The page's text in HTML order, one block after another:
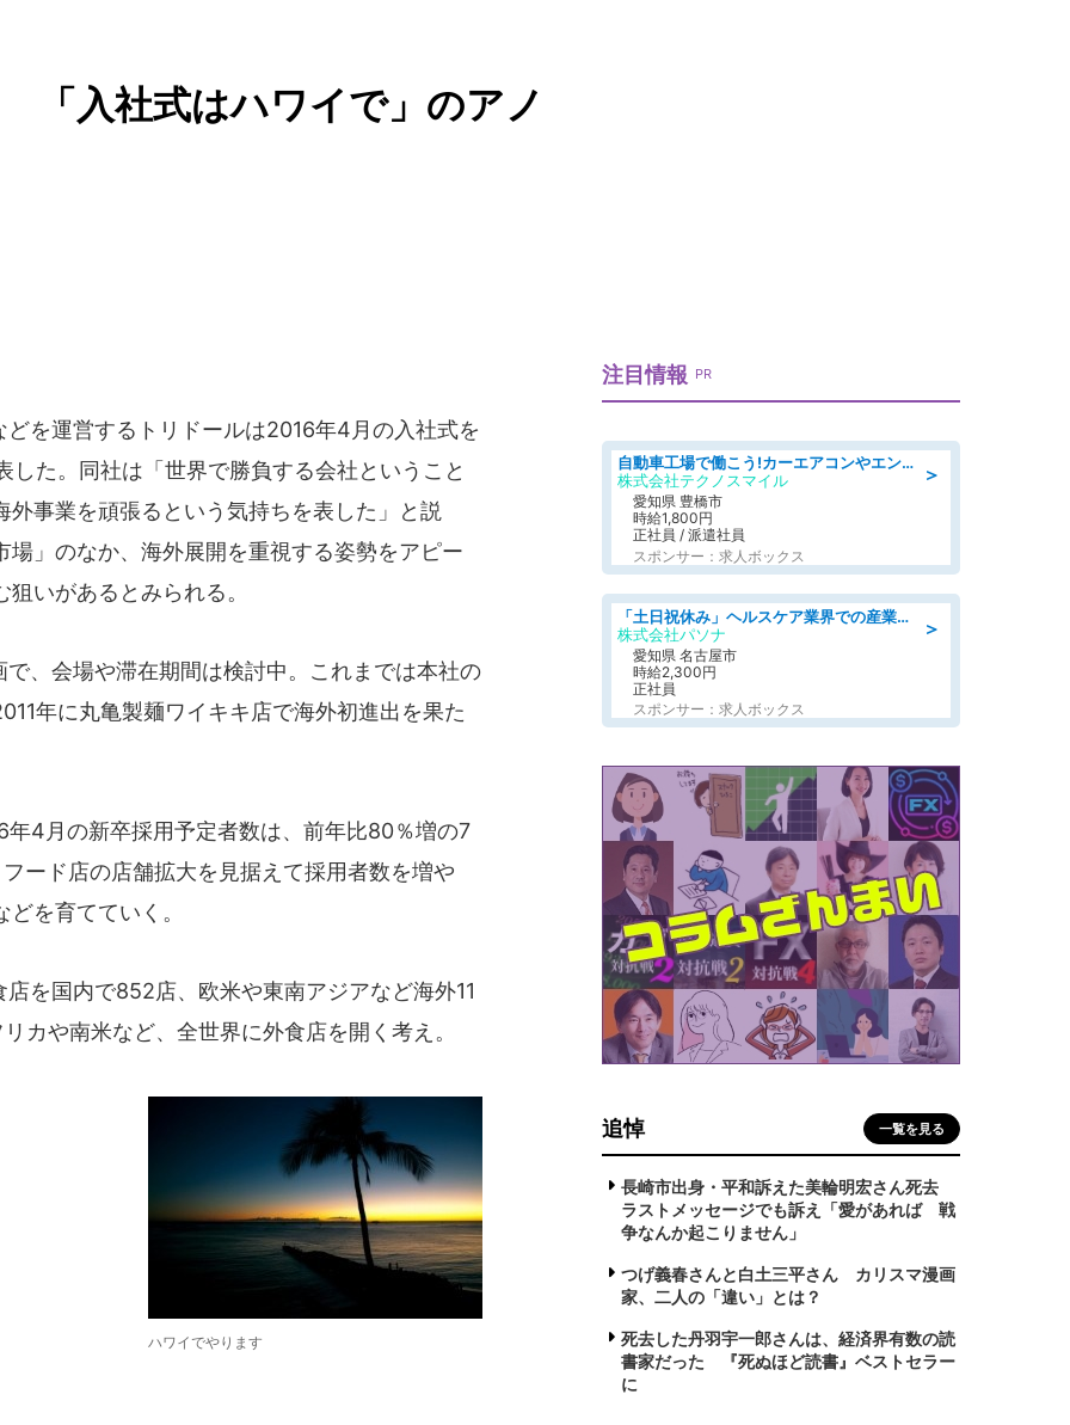
「入社式はハワイで」のアノ
を運営するトリドールは2016年4月の入社式を
た。同社は「世界で勝負する会社ということ
事業を頑張るという気持ちを表した」と説
」のなか、海外展開を重視する姿勢をアピー
いがあるとみられる。
、会場や滞在期間は検討中。これまでは本社の
年に丸亀製麺ワイキキ店で海外初進出を果た
4月の新卒採用予定者数は、前年比80％増の7
ード店の店舗拡大を見据えて採用者数を増や
を育てていく。
を国内で852店、欧米や東南アジアなど海外11
カや南米など、全世界に外食店を開く考え。
ハワイでやります
注目情報 PR
＞
自動車工場で働こう!カーエアコンやエンジンの製造・加工業務/寮完備 denso aichi
株式会社テクノスマイル
愛知県 豊橋市
時給1,800円
正社員 / 派遣社員
スポンサー：求人ボックス
＞
「土日祝休み」ヘルスケア業界での産業保健師業務/看護師/高時給/未経験OK/要資格:正看護師
株式会社パソナ
愛知県 名古屋市
時給2,300円
正社員
スポンサー：求人ボックス
追悼 一覧を見る
長崎市出身・平和訴えた美輪明宏さん死去
ラストメッセージでも訴え「愛があれば 戦
争なんか起こりません」
つげ義春さんと白土三平さん カリスマ漫画
家、二人の「違い」とは？
死去した丹羽宇一郎さんは、経済界有数の読
書家だった 『死ぬほど読書』ベストセラー
に